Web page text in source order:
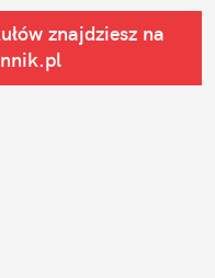
znajdziesz na